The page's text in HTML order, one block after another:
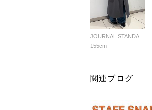
155cm
関連ブログ